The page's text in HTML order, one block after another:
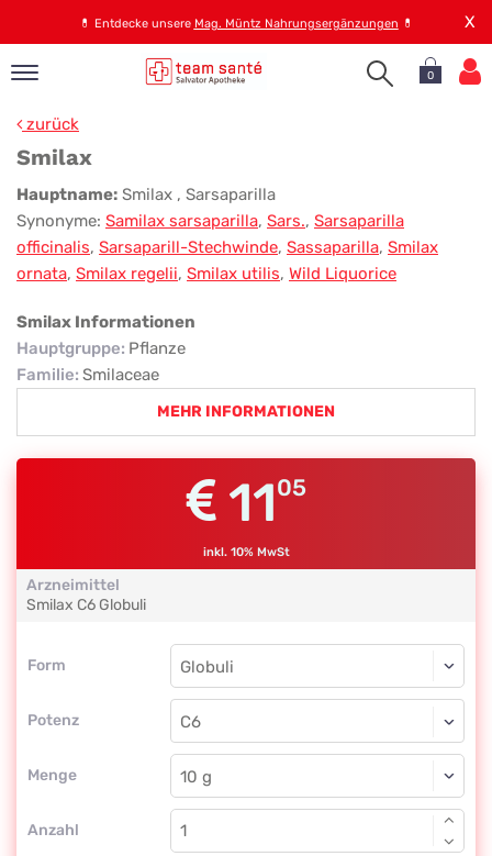
💊 Entdecke unsere Mag. Müntz Nahrungsergänzungen 💊 X
0
zurück
Smilax
Smilax
Hauptname: Smilax , Sarsaparilla
Synonyme: Samilax sarsaparilla, Sars., Sarsaparilla
officinalis, Sarsaparill-Stechwinde, Sassaparilla, Smilax
ornata, Smilax regelii, Smilax utilis, Wild Liquorice
Smilax Informationen
Hauptgruppe: Pflanze
Familie: Smilaceae
MEHR INFORMATIONEN
1105
inkl. 10% MwSt
Arzneimittel
Smilax C6 Globuli
Form
Form
Potenz
Globuli
C6
Menge
Globuli
Anzahl